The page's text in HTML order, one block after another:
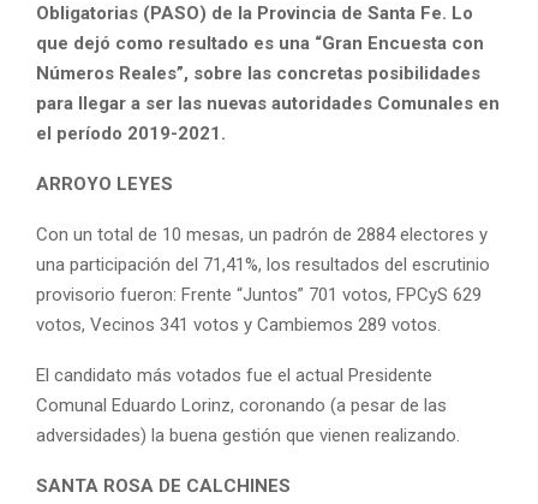
Obligatorias (PASO) de la Provincia de Santa Fe. Lo
que dejó como resultado es una “Gran Encuesta con
Números Reales”, sobre las concretas posibilidades
para llegar a ser las nuevas autoridades Comunales en
el período 2019-2021.
ARROYO LEYES
Con un total de 10 mesas, un padrón de 2884 electores y
una participación del 71,41%, los resultados del escrutinio
provisorio fueron: Frente “Juntos” 701 votos, FPCyS 629
votos, Vecinos 341 votos y Cambiemos 289 votos.
El candidato más votados fue el actual Presidente
Comunal Eduardo Lorinz, coronando (a pesar de las
adversidades) la buena gestión que vienen realizando.
SANTA ROSA DE CALCHINES